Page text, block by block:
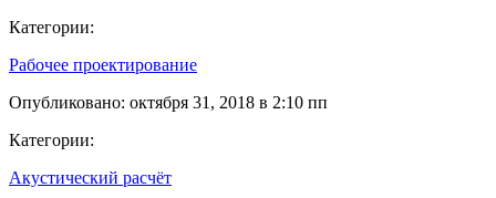
Категории:
Рабочее проектирование
Опубликовано: октября 31, 2018 в 2:10 пп
Категории:
Акустический расчёт